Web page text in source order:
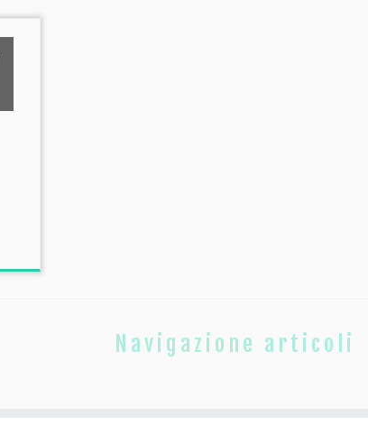
Navigazione articoli